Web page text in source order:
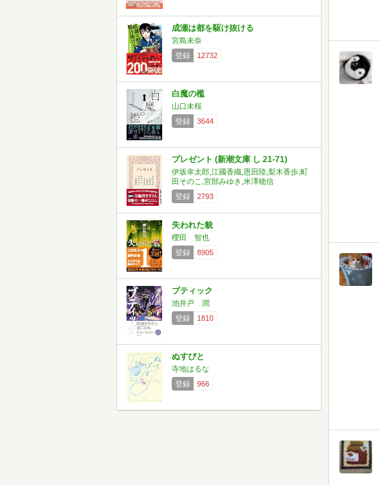
成瀬は都を駆け抜ける
宮島未奈
登録
12732
白魔の檻
山口未桜
登録
3644
プレゼント (新潮文庫 し 21-71)
伊坂幸太郎,江國香織,恩田陸,梨木香歩,町
田そのこ,宮部みゆき,米澤穂信
登録
2793
失われた貌
櫻田 智也
登録
8905
ブティック
池井戸 潤
登録
1810
ぬすびと
寺地はるな
登録
966